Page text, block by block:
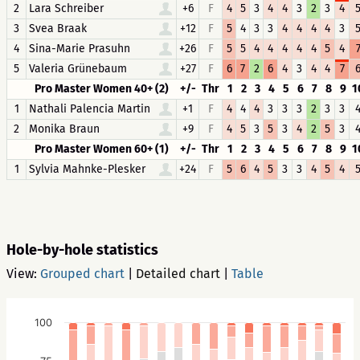
2
Lara Schreiber +6 F 4 5 3 4 4 3 2 3 4
5
3
Svea Braak +12 F 5 4 3 3 4 4 4 4 3
5
4
Sina-Marie Prasuhn +26 F 5 5 4 4 4 4 4 5 4
7
5
Valeria Grünebaum +27 F 6 7 2 6 4 3 4 4 7
6
Pro Master Women 40+ (2)
+/- Thr 1 2 3 4 5 6 7 8 9
1
Nathali Palencia Martin +1 F 4 4 4 3 3 3 2 3 3
4
2
Monika Braun +9 F 4 5 3 5 3 4 2 5 3
4
Pro Master Women 60+ (1)
+/- Thr 1 2 3 4 5 6 7 8 9
1
Sylvia Mahnke-Plesker +24 F 5 6 4 5 3 3 4 5 4 5
Hole-by-hole statistics
View: Grouped chart Detailed chart Table
100